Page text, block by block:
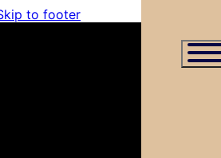
to footer